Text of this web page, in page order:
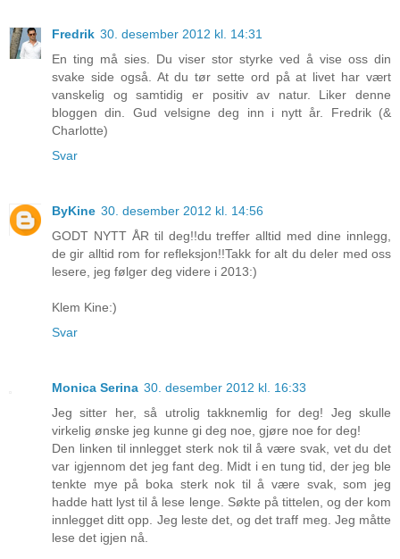
Fredrik 30. desember 2012 kl. 14:31
En ting må sies. Du viser stor styrke ved å vise oss din
svake side også. At du tør sette ord på at livet har vært
vanskelig og samtidig er positiv av natur. Liker denne
bloggen din. Gud velsigne deg inn i nytt år. Fredrik (&
Charlotte)
Svar
ByKine 30. desember 2012 kl. 14:56
GODT NYTT ÅR til deg!!du treffer alltid med dine innlegg,
de gir alltid rom for refleksjon!!Takk for alt du deler med oss
lesere, jeg følger deg videre i 2013:)
Klem Kine:)
Svar
Monica Serina 30. desember 2012 kl. 16:33
Jeg sitter her, så utrolig takknemlig for deg! Jeg skulle
virkelig ønske jeg kunne gi deg noe, gjøre noe for deg!
Den linken til innlegget sterk nok til å være svak, vet du det
var igjennom det jeg fant deg. Midt i en tung tid, der jeg ble
tenkte mye på boka sterk nok til å være svak, som jeg
hadde hatt lyst til å lese lenge. Søkte på tittelen, og der kom
innlegget ditt opp. Jeg leste det, og det traff meg. Jeg måtte
lese det igjen nå.